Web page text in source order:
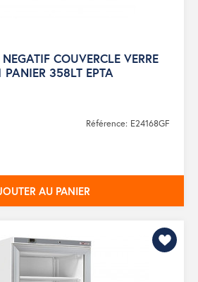
COUVERCLE VERRE
358LT EPTA
Référence: E24168GF
AU PANIER